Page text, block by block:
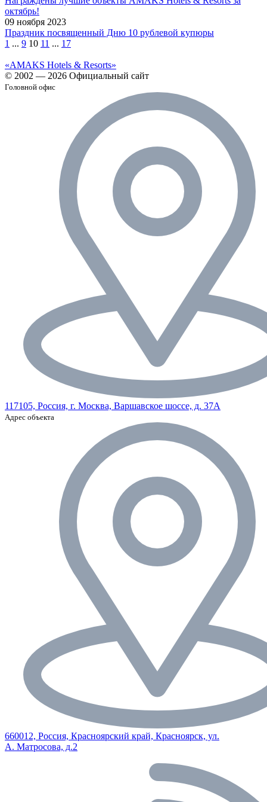
октябрь!
09 ноября 2023
Праздник посвященный Дню 10 рублевой купюры
1 ... 9 10 11 ... 17
«AMAKS Hotels & Resorts»
© 2002 — 2026 Официальный сайт
Головной офис
117105, Россия, г. Москва, Варшавское шоссе, д. 37А
Адрес объекта
660012, Россия, Красноярский край, Красноярск, ул.
А. Матросова, д.2